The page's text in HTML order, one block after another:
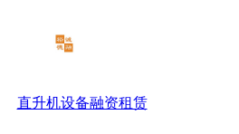
直升机设备融资租赁